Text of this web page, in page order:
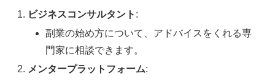
ビジネスコンサルタント :
副業の始め方について、アドバイスをくれる専
門家に相談できます。
メンタープラットフォーム: